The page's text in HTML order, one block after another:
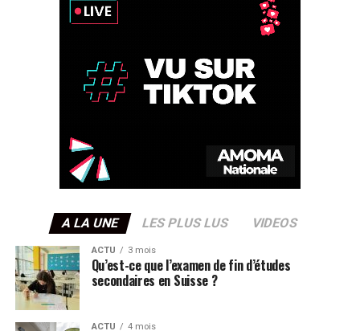
A LA UNE LES PLUS LUS VIDEOS
ACTU 3 mois
Qu’est-ce que l’examen de fin d’études
secondaires en Suisse ?
ACTU 4 mois